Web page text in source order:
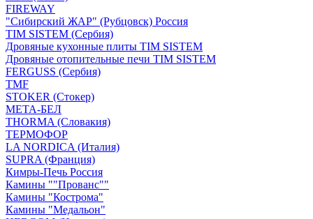
FIREWAY
"Сибирский ЖАР" (Рубцовск) Россия
TIM SISTEM (Сербия)
Дровяные кухонные плиты TIM SISTEM
Дровяные отопительные печи TIM SISTEM
FERGUSS (Сербия)
TMF
STOKER (Стокер)
МЕТА-БЕЛ
THORMA (Словакия)
ТЕРМОФОР
LA NORDICA (Италия)
SUPRA (Франция)
Кимры-Печь Россия
Камины ""Прованс""
Камины "Кострома"
Камины "Медальон"